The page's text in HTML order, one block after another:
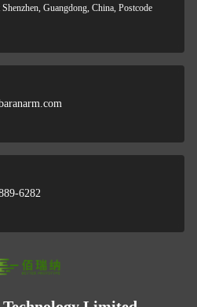
Guangdong, China, Postcode
6282